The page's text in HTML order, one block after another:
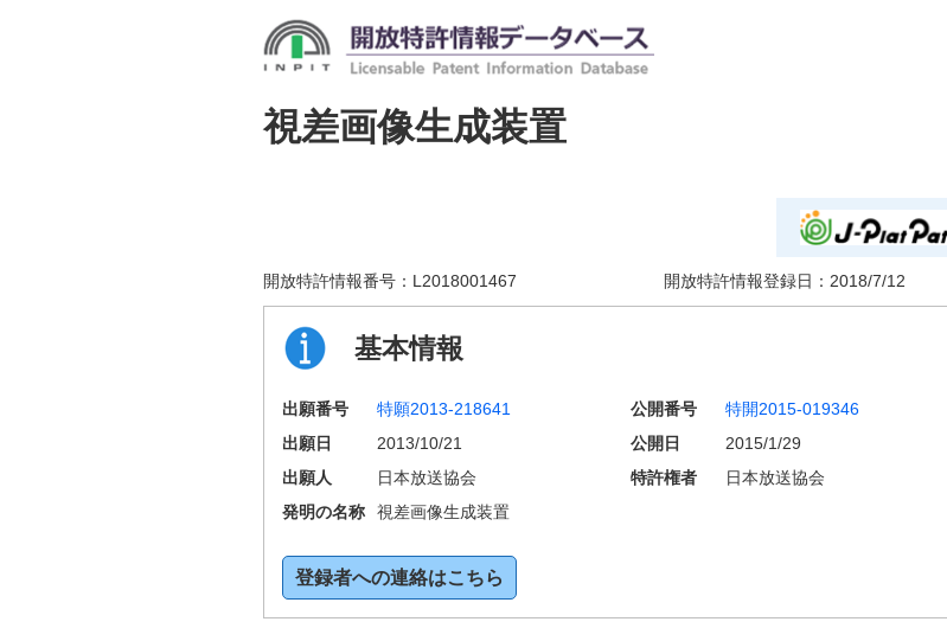
視差画像生成装置
開放特許情報番号： L2018001467 開放特許情報登録日： 2018/7/12
基本情報
出願番号 特願2013-218641 公開番号 特開2015-019346
出願日
2013/10/21 公開日
2015/1/29
出願人
日本放送協会 特許権者 日本放送協会
発明の名称
視差画像生成装置
登録者への連絡はこちら